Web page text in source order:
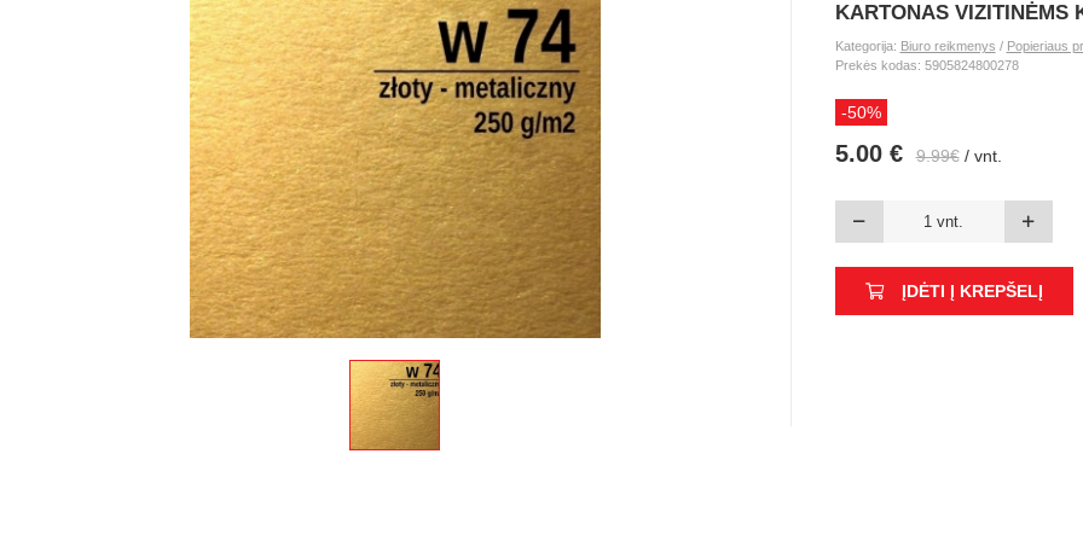
KARTONAS VIZITINĖMS
Kategorija: Biuro reikmenys / Popieriaus
Prekės kodas: 5905824800278
-50%
5.00 € 9.99€/ vnt.
ĮDĖTI Į KREPŠELĮ